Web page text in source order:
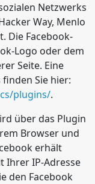
Netzwerks
Way, Menlo
Die Facebook-
Logo oder dem
Seite. Eine
Sie hier:
plugins/.
über das Plugin
Browser und
erhält
Ihrer IP-Adresse
den Facebook